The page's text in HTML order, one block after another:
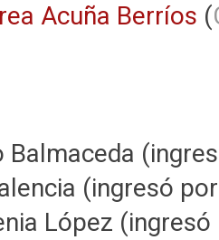
Acuña Berríos (
Balmaceda
(ingresó
López